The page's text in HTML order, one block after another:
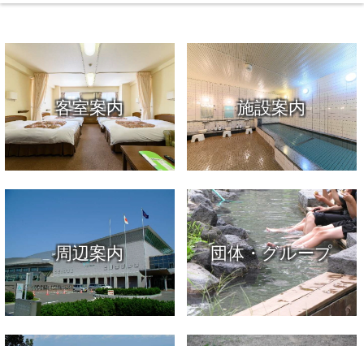
客室案内 施設案内
周辺案内 団体・グループ